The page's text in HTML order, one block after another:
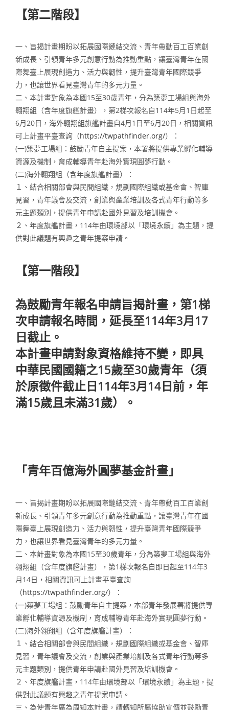
【第二階段】
一、旨揭計畫期盼以拓展國際鏈結交流、青年帶動百工百業創
新成長、引領青年多元創意行動為推動重點，讓臺灣青年在國
際舞臺上展現創造力、活力與韌性，提升臺灣青年國際競爭
力，也讓世界看見臺灣青年的多元力量。
二、本計畫對象為本國15至30歲青年，分為築夢工場組與海外
翱翔組（含年度旗艦計畫），第2梯次報名自114年5月1日起至
6月20日，海外翱翔組旗艦計畫自4月1日至6月20日，相關資訊
可上計畫平臺查詢（https://twpathfinder.org/）：
(一)築夢工場組：鼓勵青年自主提案，本署將提供專業孵化輔導
資源及機制，育成輔導青年赴海外實現圓夢行動。
(二)海外翱翔組（含年度旗艦計畫）：
１、結合相關部會與民間組織，規劃國際組織或基金會、智庫
見習，青年議會及交流，創業與產業培訓及各式青年行動等多
元主題類別，提供青年申請赴國外見習及培訓機會。
２、年度旗艦計畫，114年由環境部以「環境永續」為主題，提
供對此議題有興趣之青年提案申請。
【第一階段】
為鼓勵青年報名申請旨揭計畫，第1梯
次申請報名時間，延長至114年3月17
日截止。
本計畫申請對象資格維持不變，即具
中華民國國籍之15歲至30歲青年（須
於原徵件截止日114年3月14日前，年
滿15歲且未滿31歲）。
「青年百億海外圓夢基金計畫」
一、旨揭計畫期盼以拓展國際鏈結交流、青年帶動百工百業創
新成長、引領青年多元創意行動為推動重點，讓臺灣青年在國
際舞臺上展現創造力、活力與韌性，提升臺灣青年國際競爭
力，也讓世界看見臺灣青年的多元力量。
二、本計畫對象為本國15至30歲青年，分為築夢工場組與海外
翱翔組（含年度旗艦計畫），第1梯次報名自即日起至114年3
月14日，相關資訊可上計畫平臺查詢
（https://twpathfinder.org/）：
(一)築夢工場組：鼓勵青年自主提案，本部青年發展署將提供專
業孵化輔導資源及機制，育成輔導青年赴海外實現圓夢行動。
(二)海外翱翔組（含年度旗艦計畫）：
１、結合相關部會與民間組織，規劃國際組織或基金會、智庫
見習，青年議會及交流，創業與產業培訓及各式青年行動等多
元主題類別，提供青年申請赴國外見習及培訓機會。
２、年度旗艦計畫，114年由環境部以「環境永續」為主題，提
供對此議題有興趣之青年提案申請。
三、為使青年廣為周知本計畫，請轉知所屬協助宣傳並鼓勵青